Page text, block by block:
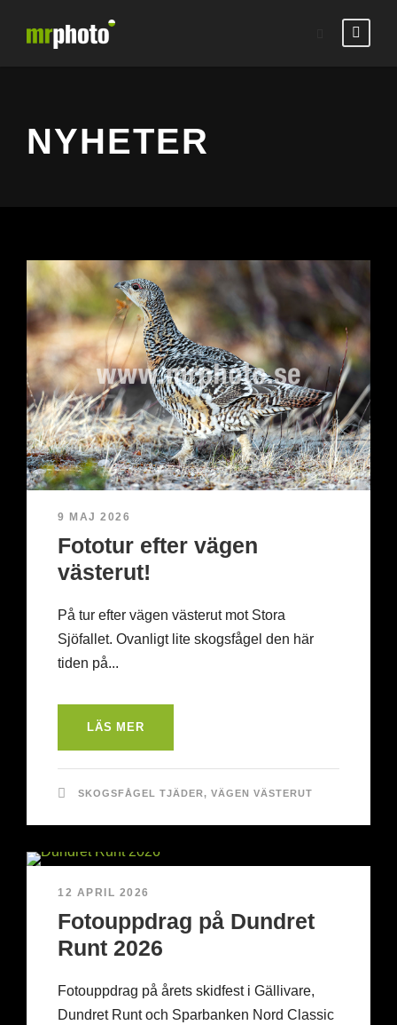
NYHETER
9 MAJ 2026
Fototur efter vägen
västerut!
På tur efter vägen västerut mot Stora
Sjöfallet. Ovanligt lite skogsfågel den här
tiden på...
LÄS MER
SKOGSFÅGEL TJÄDER, VÄGEN VÄSTERUT
12 APRIL 2026
Fotouppdrag på Dundret
Runt 2026
Fotouppdrag på årets skidfest i Gällivare,
Dundret Runt och Sparbanken Nord Classic